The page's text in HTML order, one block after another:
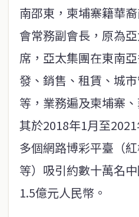
南邵東，柬埔寨籍華
會常務副會長，原為
席，亞太集團在東南
發、銷售、租賃、城
等，業務遍及柬埔寨
其於2018年1月至
多個網路博彩平臺（
等）吸引約數十萬名
1.5億元人民幣。